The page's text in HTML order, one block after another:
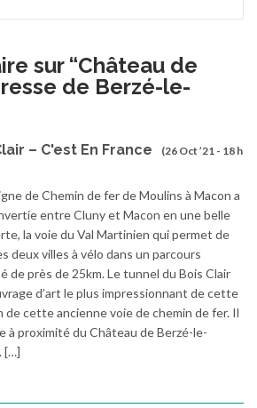
sur “Château de
de Berzé-le-
– C'est En France
(26 Oct ’21 - 18 h
de Chemin de fer de Moulins à Macon a
entre Cluny et Macon en une belle
la voie du Val Martinien qui permet de
deux villes à vélo dans un parcours
de près de 25km. Le tunnel du Bois Clair
d’art le plus impressionnant de cette
de cette ancienne voie de chemin de fer. Il
à proximité du Château de Berzé-le-
[…]